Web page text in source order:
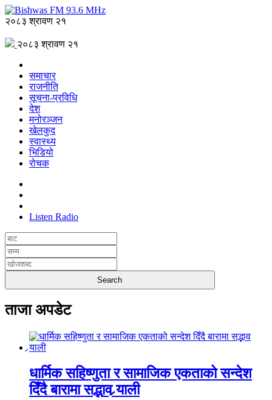
२०८३ श्रावण २१
२०८३ श्रावण २१
समाचार
राजनीति
सूचना-प्रविधि
देश
मनोरञ्जन
खेलकुद
स्वास्थ्य
भिडियो
रोचक
Listen Radio
ताजा अपडेट
धार्मिक सहिष्णुता र सामाजिक एकताको सन्देश
दिँदै बारामा सद्भाव र्‍याली